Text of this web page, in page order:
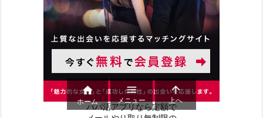
パパ活アプリなら定額で

ホーム

メニュー

上へ